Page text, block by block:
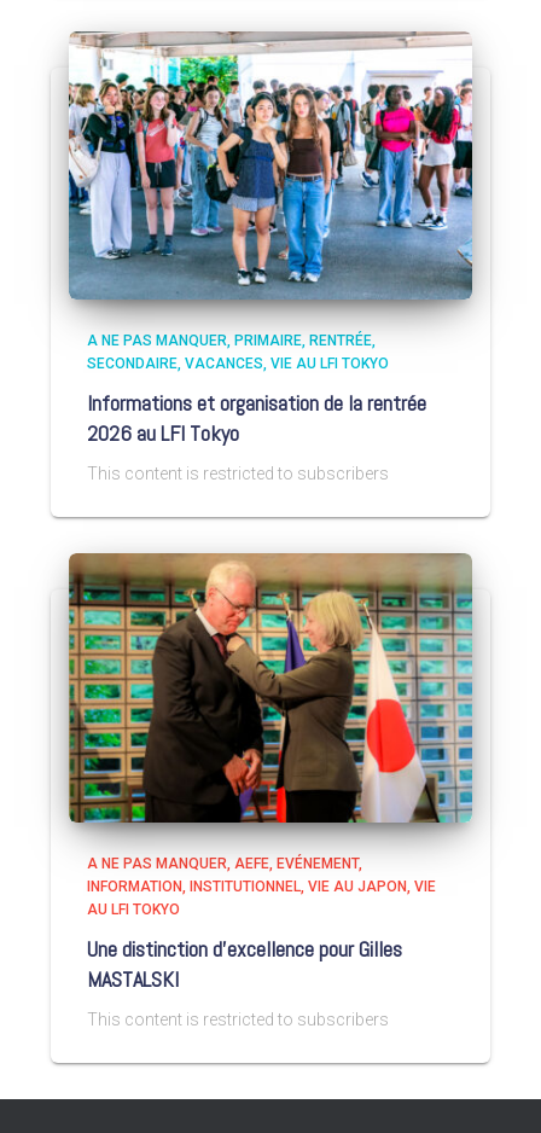
A NE PAS MANQUER PRIMAIRE RENTRÉE
SECONDAIRE VACANCES VIE AU LFI TOKYO
Informations et organisation de la rentrée
2026 au LFI Tokyo
This content is restricted to subscribers
A NE PAS MANQUER AEFE EVÉNEMENT
INFORMATION
INSTITUTIONNEL VIE AU JAPON VIE
AU LFI TOKYO
Une distinction d’excellence pour Gilles
MASTALSKI
This content is restricted to subscribers